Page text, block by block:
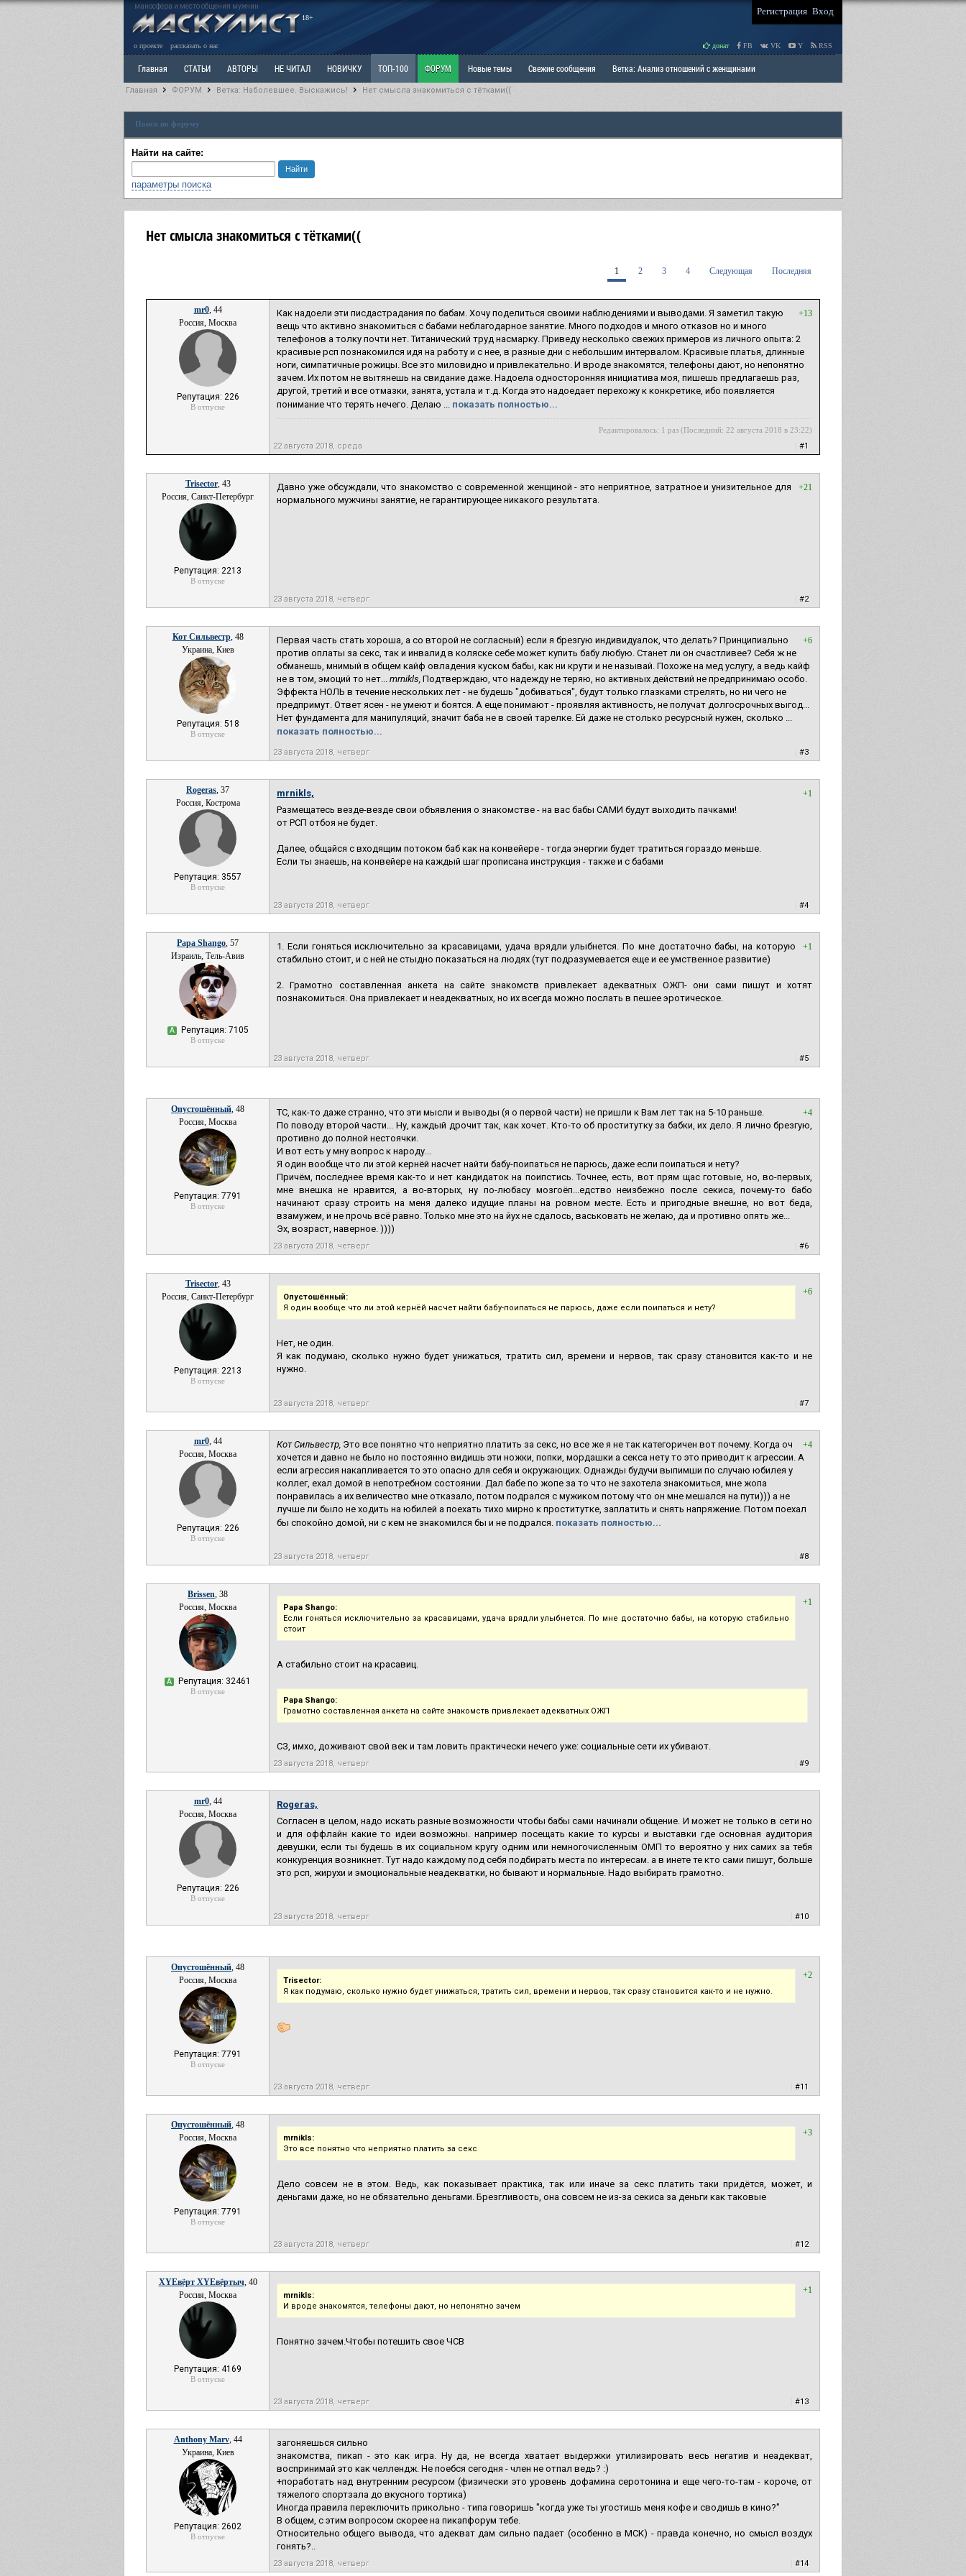
маносфера и место общения мужчин
18+
Регистрация Вход
о проекте рассказать о нас донат FB VK Y RSS
Главная СТАТЬИ АВТОРЫ НЕ ЧИТАЛ НОВИЧКУ ТОП-100 ФОРУМ Новые темы Свежие сообщения Ветка: Анализ отношений с женщинами
РАЗДЕЛ: Мы и Женщины
РАЗДЕЛ: Разное
Главная ФОРУМ Ветка: Наболевшее. Выскажись! Нет смысла знакомиться с тётками((
Поиск по форуму
Найти на сайте:
параметры поиска
Нет смысла знакомиться с тётками((
1 2 3 4 Следующая Последняя
mr0, 44
Россия, Москва
Репутация: 226
В отпуске
+13
Как надоели эти писдастрадания по бабам. Хочу поделиться своими наблюдениями и выводами. Я заметил такую
вещь что активно знакомиться с бабами неблагодарное занятие. Много подходов и много отказов но и много
телефонов а толку почти нет. Титанический труд насмарку. Приведу несколько свежих примеров из личного опыта: 2
красивые рсп познакомился идя на работу и с нее, в разные дни с небольшим интервалом. Красивые платья, длинные
ноги, симпатичные рожицы. Все это миловидно и привлекательно. И вроде знакомятся, телефоны дают, но непонятно
зачем. Их потом не вытянешь на свидание даже. Надоела односторонняя инициатива моя, пишешь предлагаешь раз,
другой, третий и все отмазки, занята, устала и т.д. Когда это надоедает перехожу к конкретике, ибо появляется
понимание что терять нечего. Делаю ... показать полностью...
Редактировалось: 1 раз (Последний: 22 августа 2018 в 23:22)
22 августа 2018, среда #1
Trisector, 43
Россия, Санкт-Петербург
Репутация: 2213
В отпуске
+21
Давно уже обсуждали, что знакомство с современной женщиной - это неприятное, затратное и унизительное для
нормального мужчины занятие, не гарантирующее никакого результата.
23 августа 2018, четверг #2
Кот Сильвестр, 48
Украина, Киев
Репутация: 518
В отпуске
+6
Первая часть стать хороша, а со второй не согласный) если я брезгую индивидуалок, что делать? Принципиально
против оплаты за секс, так и инвалид в коляске себе может купить бабу любую. Станет ли он счастливее? Себя ж не
обманешь, мнимый в общем кайф овладения куском бабы, как ни крути и не называй. Похоже на мед услугу, а ведь кайф
не в том, эмоций то нет... mrnikls, Подтверждаю, что надежду не теряю, но активных действий не предпринимаю особо.
Эффекта НОЛЬ в течение нескольких лет - не будешь "добиваться", будут только глазками стрелять, но ни чего не
предпримут. Ответ ясен - не умеют и боятся. А еще понимают - проявляя активность, не получат долгосрочных выгод...
Нет фундамента для манипуляций, значит баба не в своей тарелке. Ей даже не столько ресурсный нужен, сколько ...
показать полностью...
23 августа 2018, четверг #3
Rogeras, 37
Россия, Кострома
Репутация: 3557
В отпуске
+1
mrnikls,
Размещатесь везде-везде свои объявления о знакомстве - на вас бабы САМИ будут выходить пачками!
от РСП отбоя не будет.
Далее, общайся с входящим потоком баб как на конвейере - тогда энергии будет тратиться гораздо меньше.
Если ты знаешь, на конвейере на каждый шаг прописана инструкция - также и с бабами
23 августа 2018, четверг #4
Papa Shango, 57
Израиль, Тель-Авив
А Репутация: 7105
В отпуске
+1
1. Если гоняться исключительно за красавицами, удача врядли улыбнется. По мне достаточно бабы, на которую
стабильно стоит, и с ней не стыдно показаться на людях (тут подразумевается еще и ее умственное развитие)
2. Грамотно составленная анкета на сайте знакомств привлекает адекватных ОЖП- они сами пишут и хотят
познакомиться. Она привлекает и неадекватных, но их всегда можно послать в пешее эротическое.
23 августа 2018, четверг #5
Опустошённый, 48
Россия, Москва
Репутация: 7791
В отпуске
+4
ТС, как-то даже странно, что эти мысли и выводы (я о первой части) не пришли к Вам лет так на 5-10 раньше.
По поводу второй части... Ну, каждый дрочит так, как хочет. Кто-то об проститутку за бабки, их дело. Я лично брезгую,
противно до полной нестоячки.
И вот есть у мну вопрос к народу...
Я один вообще что ли этой кернёй насчет найти бабу-поипаться не парюсь, даже если поипаться и нету?
Причём, последнее время как-то и нет кандидаток на поипстись. Точнее, есть, вот прям щас готовые, но, во-первых,
мне внешка не нравится, а во-вторых, ну по-любасу мозгоёп...едство неизбежно после секиса, почему-то бабо
начинают сразу строить на меня далеко идущие планы на ровном месте. Есть и пригодные внешне, но вот беда,
взамужем, и не прочь всё равно. Только мне это на йух не сдалось, васьковать не желаю, да и противно опять же...
Эх, возраст, наверное. ))))
23 августа 2018, четверг #6
Trisector, 43
Россия, Санкт-Петербург
Репутация: 2213
В отпуске
+6
Опустошённый:
Я один вообще что ли этой кернёй насчет найти бабу-поипаться не парюсь, даже если поипаться и нету?
Нет, не один.
Я как подумаю, сколько нужно будет унижаться, тратить сил, времени и нервов, так сразу становится как-то и не
нужно.
23 августа 2018, четверг #7
mr0, 44
Россия, Москва
Репутация: 226
В отпуске
+4
Кот Сильвестр, Это все понятно что неприятно платить за секс, но все же я не так категоричен вот почему. Когда оч
хочется и давно не было но постоянно видишь эти ножки, попки, мордашки а секса нету то это приводит к агрессии. А
если агрессия накапливается то это опасно для себя и окружающих. Однажды будучи выпимши по случаю юбилея у
коллег, ехал домой в непотребном состоянии. Дал бабе по жопе за то что не захотела знакомиться, мне жопа
понравилась а их величество мне отказало, потом подрался с мужиком потому что он мне мешался на пути))) а не
лучше ли было не ходить на юбилей а поехать тихо мирно к проститутке, заплатить и снять напряжение. Потом поехал
бы спокойно домой, ни с кем не знакомился бы и не подрался. показать полностью...
23 августа 2018, четверг #8
Brissen, 38
Россия, Москва
А Репутация: 32461
В отпуске
+1
Papa Shango:
Если гоняться исключительно за красавицами, удача врядли улыбнется. По мне достаточно бабы, на которую стабильно
стоит
А стабильно стоит на красавиц.
Papa Shango:
Грамотно составленная анкета на сайте знакомств привлекает адекватных ОЖП
СЗ, имхо, доживают свой век и там ловить практически нечего уже: социальные сети их убивают.
23 августа 2018, четверг #9
mr0, 44
Россия, Москва
Репутация: 226
В отпуске
Rogeras,
Согласен в целом, надо искать разные возможности чтобы бабы сами начинали общение. И может не только в сети но
и для оффлайн какие то идеи возможны. например посещать какие то курсы и выставки где основная аудитория
девушки, если ты будешь в их социальном кругу одним или немногочисленным ОМП то вероятно у них самих за тебя
конкуренция возникнет. Тут надо каждому под себя подбирать места по интересам. а в инете те кто сами пишут, больше
это рсп, жирухи и эмоциональные неадекватки, но бывают и нормальные. Надо выбирать грамотно.
23 августа 2018, четверг #10
Опустошённый, 48
Россия, Москва
Репутация: 7791
В отпуске
+2
Trisector:
Я как подумаю, сколько нужно будет унижаться, тратить сил, времени и нервов, так сразу становится как-то и не нужно.
23 августа 2018, четверг #11
Опустошённый, 48
Россия, Москва
Репутация: 7791
В отпуске
+3
mrnikls:
Это все понятно что неприятно платить за секс
Дело совсем не в этом. Ведь, как показывает практика, так или иначе за секс платить таки придётся, может, и
деньгами даже, но не обязательно деньгами. Брезгливость, она совсем не из-за секиса за деньги как таковые
23 августа 2018, четверг #12
XYEвёрт XYEвёртыч, 40
Россия, Москва
Репутация: 4169
В отпуске
+1
mrnikls:
И вроде знакомятся, телефоны дают, но непонятно зачем
Понятно зачем.Чтобы потешить свое ЧСВ
23 августа 2018, четверг #13
Anthony Marv, 44
Украина, Киев
Репутация: 2602
В отпуске
загоняешься сильно
знакомства, пикап - это как игра. Ну да, не всегда хватает выдержки утилизировать весь негатив и неадекват,
воспринимай это как челлендж. Не поебся сегодня - член не отпал ведь? :)
+поработать над внутренним ресурсом (физически это уровень дофамина серотонина и еще чего-то-там - короче, от
тяжелого спортзала до вкусного тортика)
Иногда правила переключить прикольно - типа говоришь "когда уже ты угостишь меня кофе и сводишь в кино?"
В общем, с этим вопросом скорее на пикапфорум тебе.
Относительно общего вывода, что адекват дам сильно падает (особенно в МСК) - правда конечно, но смысл воздух
гонять?..
23 августа 2018, четверг #14